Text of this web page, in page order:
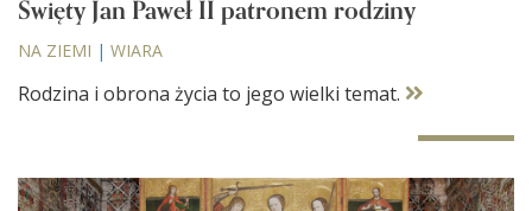
Święty Jan Paweł II patronem rodziny
NA ZIEMI | WIARA
Rodzina i obrona życia to jego wielki temat.